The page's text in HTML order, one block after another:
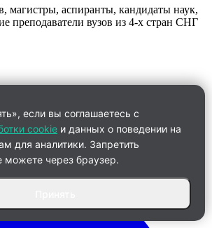
магистры, аспиранты, кандидаты наук,
преподаватели вузов из 4-х стран СНГ
с клиентами
если вы соглашаетесь с
cookie и данных о поведении на
для аналитики. Запретить
можете через браузер.